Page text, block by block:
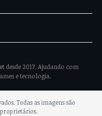
desde 2017. Ajudando com
e tecnologia.
Todas as imagens são